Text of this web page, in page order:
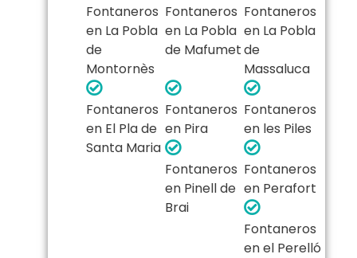
Fontaneros
en La Pobla
de
Montornès
Fontaneros
en La Pobla
de Mafumet
Fontaneros
en La Pobla
de
Massaluca
Fontaneros
en El Pla de
Santa Maria
Fontaneros
en Pira
Fontaneros
en les Piles
Fontaneros
en Pinell de
Brai
Fontaneros
en Perafort
Fontaneros
en el Perelló